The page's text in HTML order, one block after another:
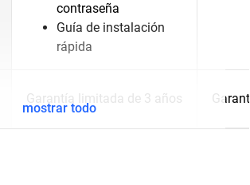
contraseña
Guía de instalación
rápida
Garantía limitada de 3 años
mostrar todo